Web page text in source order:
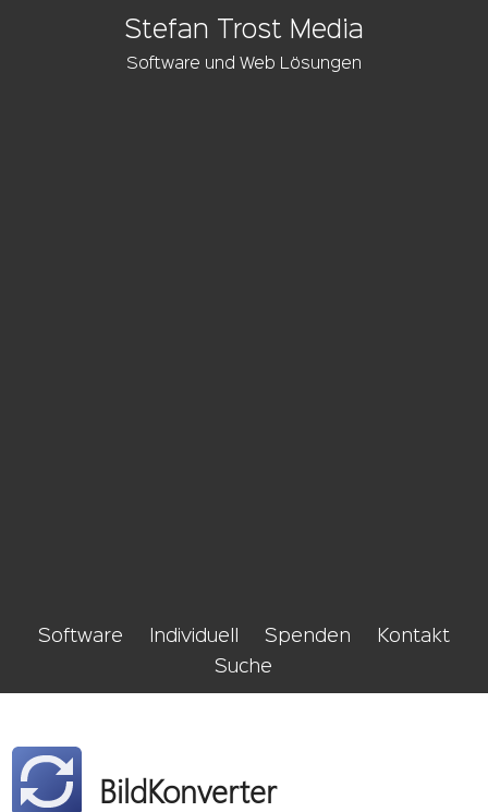
Stefan Trost Media
Software und Web Lösungen
Software Individuell Spenden
Kontakt
Suche
BildKonverter